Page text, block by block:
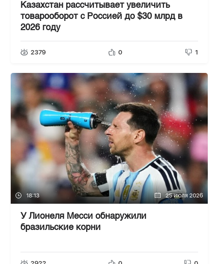
Казахстан рассчитывает увеличить
товарооборот с Россией до $30 млрд в
2026 году
2379 0 1
18:13 25 июля 2026
У Лионеля Месси обнаружили
бразильские корни